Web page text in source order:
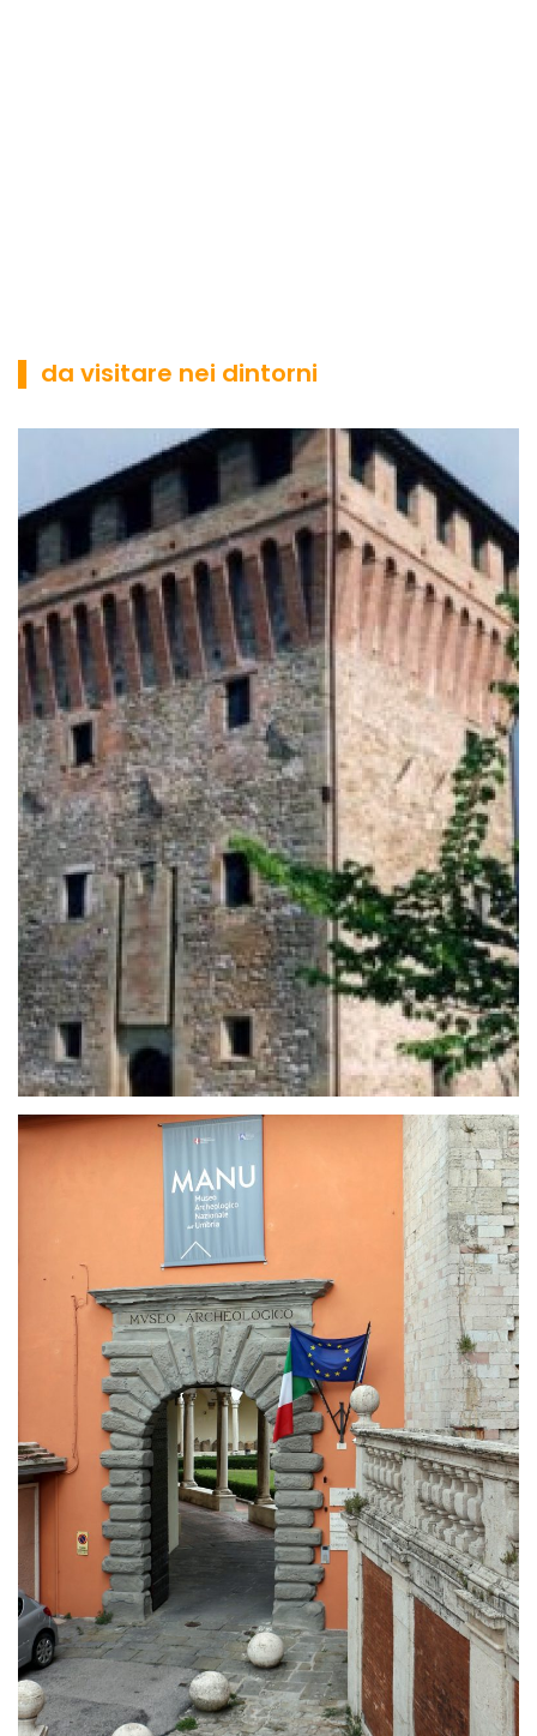
▌ da visitare nei dintorni
Torre Strozzi
Torre Strozzi è situata a Perugia, in Strada della
Perlasca. Nata come avamposto militale è oggi un
contenitore espositivo, un vero e proprio spazio
dedicato dove storia, arte contemporanea e
natura si fondono insieme.